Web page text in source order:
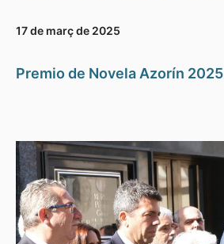
17 de març de 2025
Premio de Novela Azorín 2025